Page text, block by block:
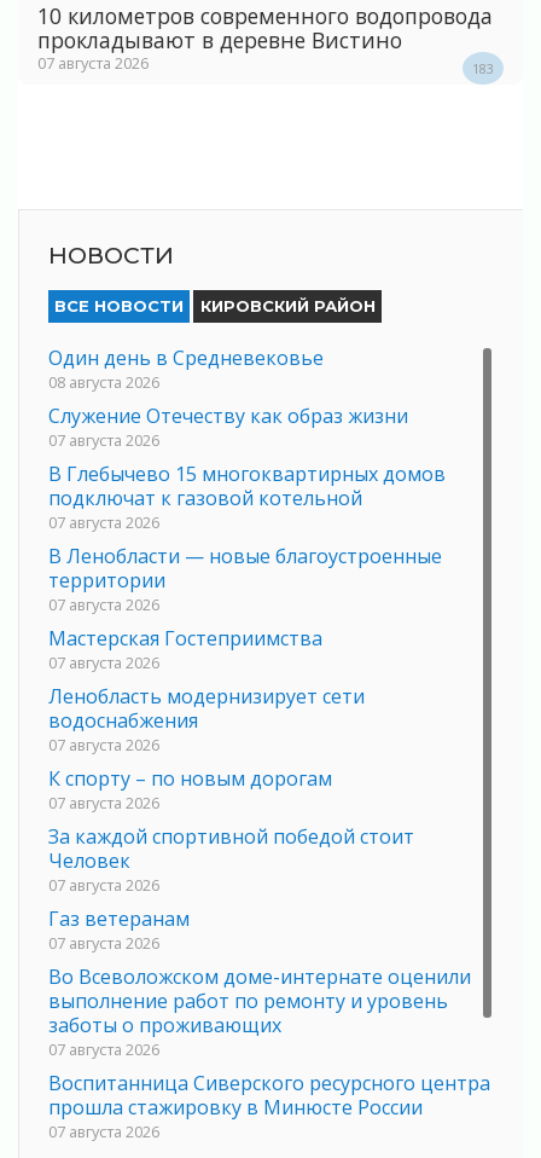
10 километров современного водопровода
прокладывают в деревне Вистино
07 августа 2026 183
НОВОСТИ
ВСЕ НОВОСТИ КИРОВСКИЙ РАЙОН
Один день в Средневековье
08 августа 2026
Служение Отечеству как образ жизни
07 августа 2026
В Глебычево 15 многоквартирных домов
подключат к газовой котельной
07 августа 2026
В Ленобласти — новые благоустроенные
территории
07 августа 2026
Мастерская Гостеприимства
07 августа 2026
Ленобласть модернизирует сети
водоснабжения
07 августа 2026
К спорту – по новым дорогам
07 августа 2026
За каждой спортивной победой стоит
Человек
07 августа 2026
Газ ветеранам
07 августа 2026
Во Всеволожском доме-интернате оценили
выполнение работ по ремонту и уровень
заботы о проживающих
07 августа 2026
Воспитанница Сиверского ресурсного центра
прошла стажировку в Минюсте России
07 августа 2026